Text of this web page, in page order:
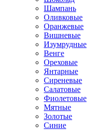
Шампань
Оливковые
Оранжевые
Вишневые
Изумрудные
Венге
Ореховые
Янтарные
Сиреневые
Салатовые
Фиолетовые
Мятные
Золотые
Синие